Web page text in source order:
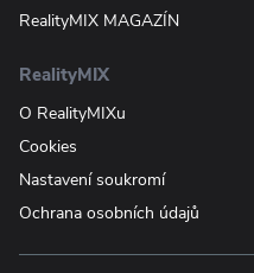
RealityMIX MAGAZÍN
RealityMIX
O RealityMIXu
Cookies
Nastavení soukromí
Ochrana osobních údajů